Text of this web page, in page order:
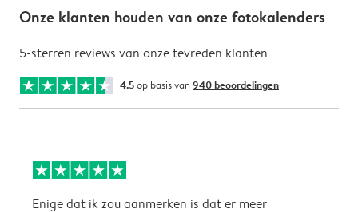
Onze klanten houden van onze fotokalenders
5-sterren reviews van onze tevreden klanten
4.5op basis van 940 beoordelingen
Enige dat ik zou aanmerken is dat er meer